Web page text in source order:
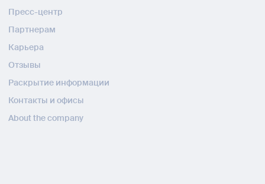
Пресс-центр
Партнерам
Карьера
Отзывы
Раскрытие информации
Контакты и офисы
About the company